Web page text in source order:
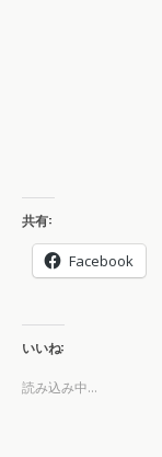
共有:
Facebook
いいね:
読み込み中...